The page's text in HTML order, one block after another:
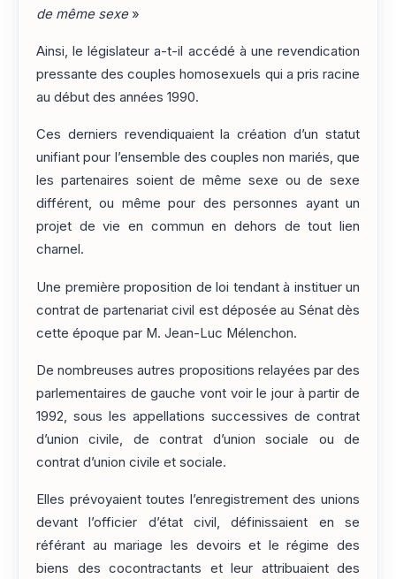
de même sexe»
Ainsi, le législateur a-t-il accédé à une revendication
pressante des couples homosexuels qui a pris racine
au début des années 1990.
Ces derniers revendiquaient la création d’un statut
unifiant pour l’ensemble des couples non mariés, que
les partenaires soient de même sexe ou de sexe
différent, ou même pour des personnes ayant un
projet de vie en commun en dehors de tout lien
charnel.
Une première proposition de loi tendant à instituer un
contrat de partenariat civil est déposée au Sénat dès
cette époque par M. Jean-Luc Mélenchon.
De nombreuses autres propositions relayées par des
parlementaires de gauche vont voir le jour à partir de
1992, sous les appellations successives de contrat
d’union civile, de contrat d’union sociale ou de
contrat d’union civile et sociale.
Elles prévoyaient toutes l’enregistrement des unions
devant l’officier d’état civil, définissaient en se
référant au mariage les devoirs et le régime des
biens des cocontractants et leur attribuaient des